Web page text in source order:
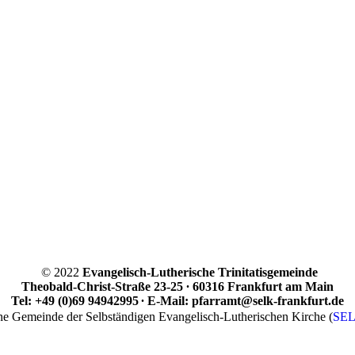
© 2022 Evangelisch-Lutherische Trinitatisgemeinde
Theobald-Christ-Straße 23-25 ∙ 60316 Frankfurt am Main
Tel: +49 (0)69 94942995∙ E-Mail: pfarramt@selk-frankfurt.de
Gemeinde der Selbständigen Evangelisch-Lutherischen Kirche (